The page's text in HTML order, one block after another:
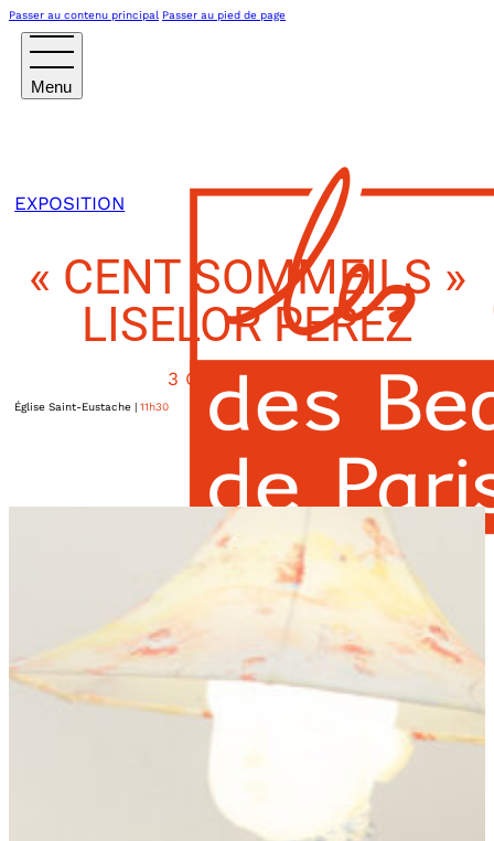
Passer au contenu principal Passer au pied de page
EXPOSITION
« CENT SOMMEILS »
LISELOR PEREZ
3 OCTOBRE 2025
Église Saint-Eustache
11h30
146, rue Rambuteau